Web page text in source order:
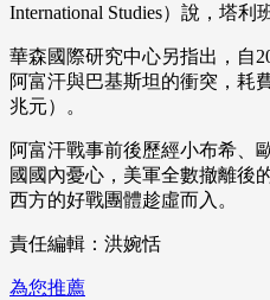
International Studies）說，塔利
華森國際研究中心另指出，自
阿富汗與巴基斯坦的衝突，耗
兆元）。
阿富汗戰事前後歷經小布希、
國國內憂心，美軍全數撤離後
西方的好戰團體趁虛而入。
責任編輯：洪婉恬
為您推薦